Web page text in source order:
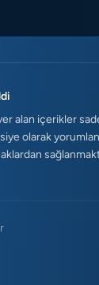
alan içerikler
olarak